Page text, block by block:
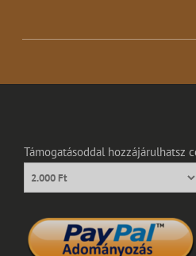
Támogatásoddal hozzájárulhatsz